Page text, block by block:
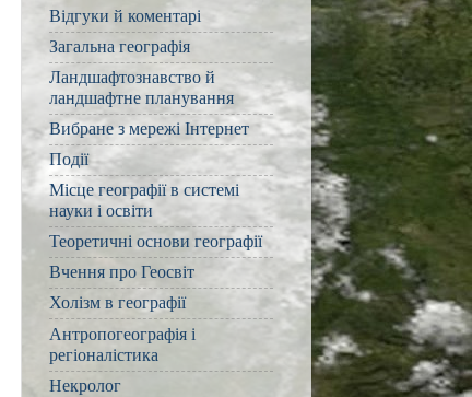
Відгуки й коментарі
Загальна географія
Ландшафтознавство й
ландшафтне планування
Вибране з мережі Інтернет
Події
Місце географії в системі
науки і освіти
Теоретичні основи географії
Вчення про Геосвіт
Холізм в географії
Антропогеографія і
регіоналістика
Некролог